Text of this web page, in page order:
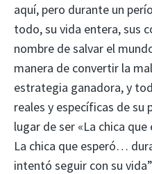
aquí, pero durante un
todo, su vida entera, sus
nombre de salvar el
manera de convertir la
estrategia ganadora, y
reales y específicas de su
lugar de ser «La chica
La chica que esperó…
intentó seguir con su